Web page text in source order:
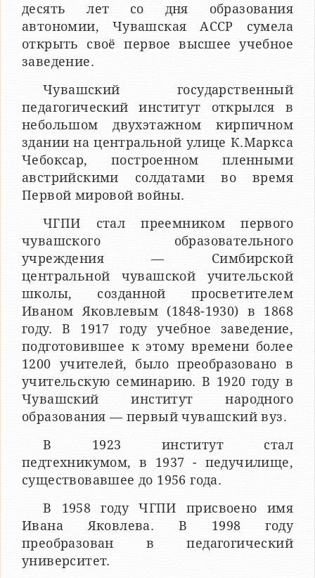
десять лет со дня образования
автономии, Чувашская АССР сумела
открыть своё первое высшее учебное
заведение.
Чувашский государственный
педагогический институт открылся в
небольшом двухэтажном кирпичном
здании на центральной улице К.Маркса
Чебоксар, построенном пленными
австрийскими солдатами во время
Первой мировой войны.
ЧГПИ стал преемником первого
чувашского образовательного
учреждения — Симбирской
центральной чувашской учительской
школы, созданной просветителем
Иваном Яковлевым (1848-1930) в 1868
году. В 1917 году учебное заведение,
подготовившее к этому времени более
1200 учителей, было преобразовано в
учительскую семинарию. В 1920 году в
Чувашский институт народного
образования — первый чувашский вуз.
В 1923 институт стал
педтехникумом, в 1937 - педучилище,
существовавшее до 1956 года.
В 1958 году ЧГПИ присвоено имя
Ивана Яковлева. В 1998 году
преобразован в педагогический
университет.